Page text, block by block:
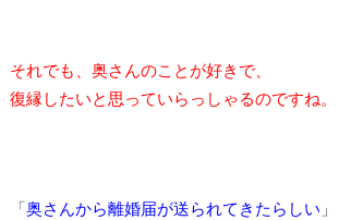
それでも、奥さんのことが好きで、
復縁したいと思っていらっしゃるのですね。
「奥さんから離婚届が送られてきたらしい 」